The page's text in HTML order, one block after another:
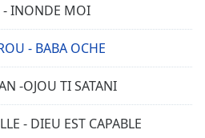
- INONDE MOI
- BABA OCHE
-OJOU TI SATANI
- DIEU EST CAPABLE